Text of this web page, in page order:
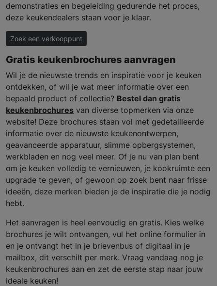
demonstraties en begeleiding gedurende het proces,
deze keukendealers staan voor je klaar.
Zoek een verkooppunt
Gratis keukenbrochures aanvragen
Wil je de nieuwste trends en inspiratie voor je keuken
ontdekken, of wil je wat meer informatie over een
bepaald product of collectie? Bestel dan gratis
keukenbrochures van diverse topmerken via onze
website! Deze brochures staan vol met gedetailleerde
informatie over de nieuwste keukenontwerpen,
geavanceerde apparatuur, slimme opbergsystemen,
werkbladen en nog veel meer. Of je nu van plan bent
om je keuken volledig te vernieuwen, je kookruimte een
upgrade te geven, of gewoon op zoek bent naar frisse
ideeën, deze merken bieden je de inspiratie die je nodig
hebt.
Het aanvragen is heel eenvoudig en gratis. Kies welke
brochures je wilt ontvangen, vul het online formulier in
en je ontvangt het in je brievenbus of digitaal in je
mailbox, dit verschilt per merk. Vraag vandaag nog je
keukenbrochures aan en zet de eerste stap naar jouw
ideale keuken!